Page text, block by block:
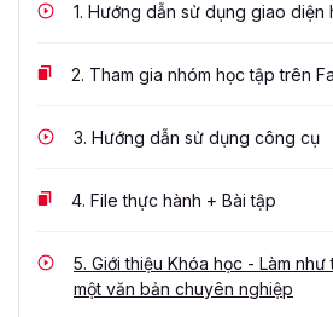
1. Hướng dẫn sử dụng giao diện
2. Tham gia nhóm học tập trên
3. Hướng dẫn sử dụng công cụ
4. File thực hành + Bài tập
5. Giới thiệu Khóa học - Làm
một văn bản chuyên nghiệp